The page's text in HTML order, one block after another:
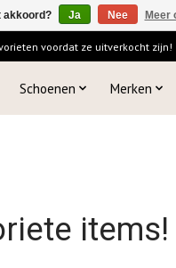
voordat ze uitverkocht zijn!
Schoenen Merken
items!
akkoord? Ja Nee Meer